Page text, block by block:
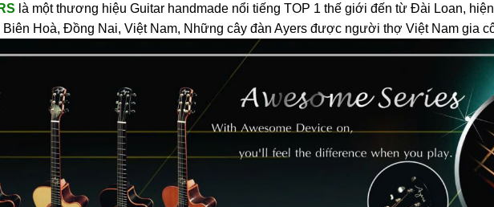
là một thương hiệu Guitar handmade nổi tiếng TOP 1 thế giới đến từ Đài Loan,
Hoà, Đồng Nai, Việt Nam, Những cây đàn Ayers được người thợ Việt Nam gia